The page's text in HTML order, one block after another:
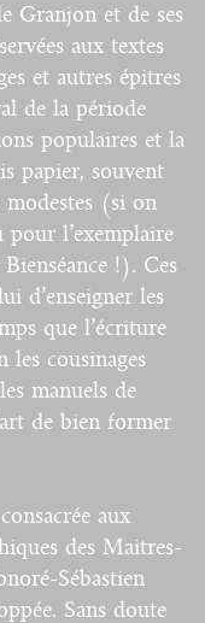
Granjon et de ses
aux textes
et autres épitres
de la période
populaires et la
papier, souvent
modestes (si on
l’exemplaire
!). Ces
d’enseigner les
que l’écriture
les cousinages
manuels de
de bien former
aux
des Maitres-
Sébastien
Sans doute